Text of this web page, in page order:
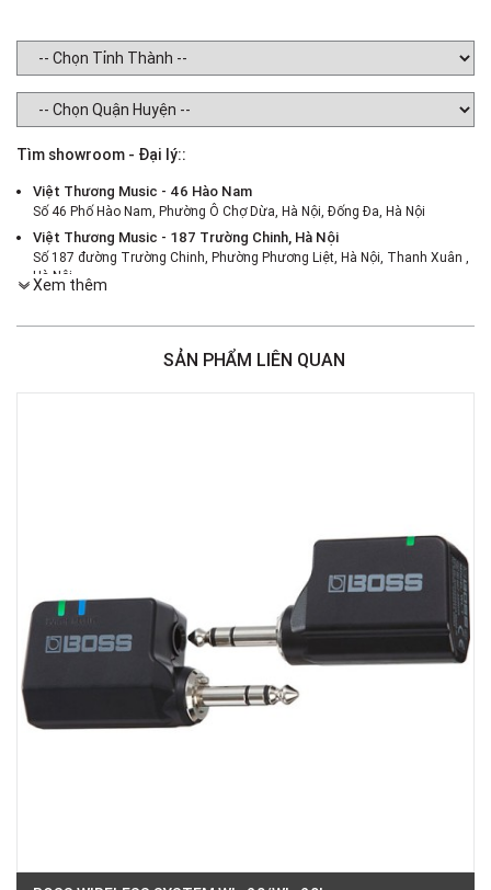
Tìm showroom - Đại lý::
Việt Thương Music - 46 Hào Nam
Số 46 Phố Hào Nam, Phường Ô Chợ Dừa, Hà Nội, Đống Đa, Hà Nội
Việt Thương Music - 187 Trường Chinh, Hà Nội
Số 187 đường Trường Chinh, Phường Phương Liệt, Hà Nội, Thanh Xuân ,
Hà Nội
386 Cách Mạng Tháng Tám, Phường Nhiêu Lộc, TPHCM, Quận 3, Hồ Chí
Việt Thương Music - 369 Điện Biên Phủ
49E Phan Đăng Lưu, Phường Bình Thạnh, TPHCM, Quận Bình Thạnh, Hồ
11 Đường số 3, Khu dân cư Cityland Park Hill, Phường Gò Vấp, TPHCM,
Quận Gò Vấp, Hồ Chí Minh
Việt Thương Music - 442 Lũy Bán Bích
442 Lũy Bán Bích, Phường Tân Phú, TPHCM, Quận Tân Phú, Hồ Chí Minh
Việt Thương Music - 12 Quốc Hương
Tầng G, Tòa nhà Thảo Điền Pearl, 12 Quốc Hương, Phường An Khánh,
344 Nguyễn Văn Linh, Phường Thanh Khê, Đà Nẵng, Thanh Khê, Đà Nẵng
Xem thêm
SẢN PHẨM LIÊN QUAN